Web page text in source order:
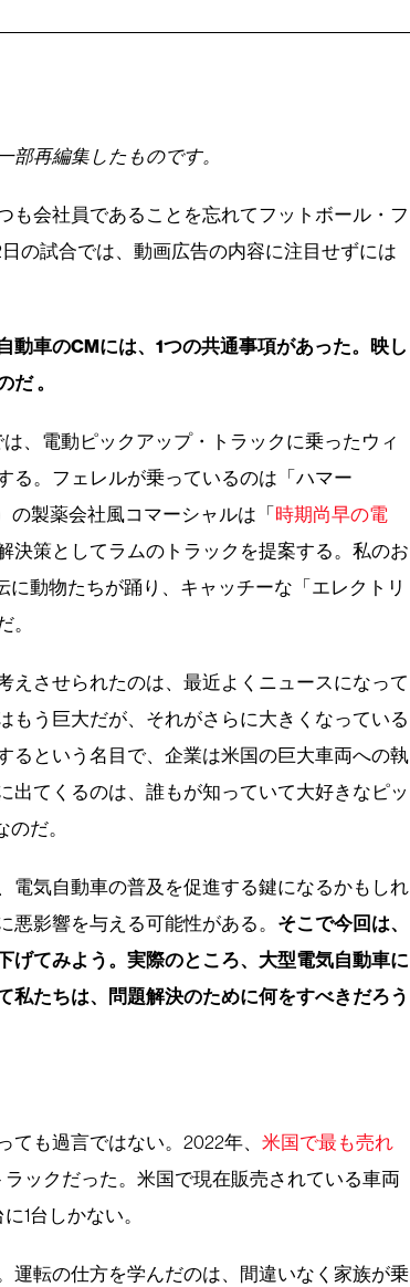
部再編集したものです。
も会社員であることを忘れてフットボール・フ
の試合では、動画広告の内容に注目せずには
動車のCMには、1つの共通事項があった。映し
。
は、電動ピックアップ・トラックに乗ったウィ
る。フェレルが乗っているのは「ハマー
の製薬会社風コマーシャルは「 時期尚早の電
決策としてラムのトラックを提案する。私のお
に動物たちが踊り、キャッチーな「エレクトリ
。
えさせられたのは、最近よくニュースになって
もう巨大だが、それがさらに大きくなっている
るという名目で、企業は米国の巨大車両への執
出てくるのは、誰もが知っていて大好きなピッ
だ。
電気自動車の普及を促進する鍵になるかもしれ
影響を与える可能性がある。 そこで今回は、
げてみよう。実際のところ、大型電気自動車に
私たちは、問題解決のために何をすべきだろう
も過言ではない。2022年、 米国で最も売れ
ックだった。米国で現在販売されている車両
1台しかない。
運転の仕方を学んだのは、間違いなく家族が乗